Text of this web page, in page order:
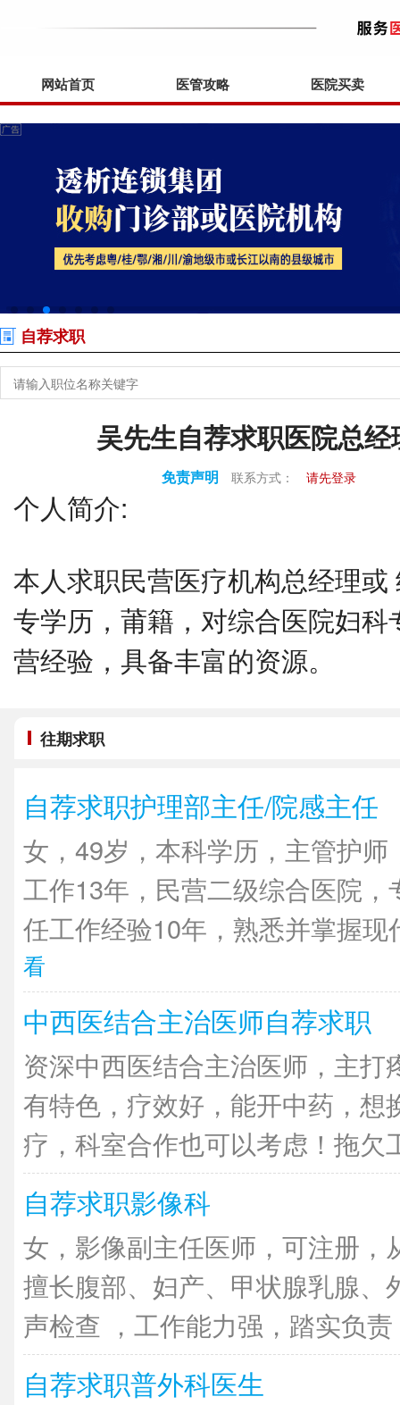
网站首页 医管攻略 医院买卖
自荐求职
吴先生自荐求职医院总
免责声明 联系方式： 请先登录
个人简介:
本人求职民营医疗机构总经理
专学历，莆籍，对综合医院妇
营经验，具备丰富的资源。
往期求职
自荐求职护理部主任/院感主任
女，49岁，本科学历，主管护
工作13年，民营二级综合医院
任工作经验10年，熟悉并掌握
看
中西医结合主治医师自荐求职
资深中西医结合主治医师，主打
有特色，疗效好，能开中药，想
疗，科室合作也可以考虑！拖欠
自荐求职影像科
女，影像副主任医师，可注册，
擅长腹部、妇产、甲状腺乳腺、
声检查 ，工作能力强，踏实负
自荐求职普外科医生